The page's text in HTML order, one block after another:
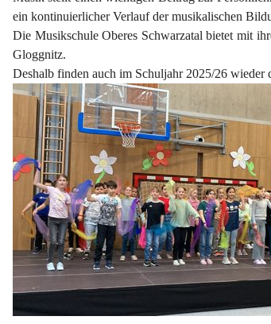
ein kontinuierlicher Verlauf der musikalischen
Die Musikschule Oberes Schwarzatal bietet mit
Gloggnitz.
Deshalb finden auch im Schuljahr 2025/26